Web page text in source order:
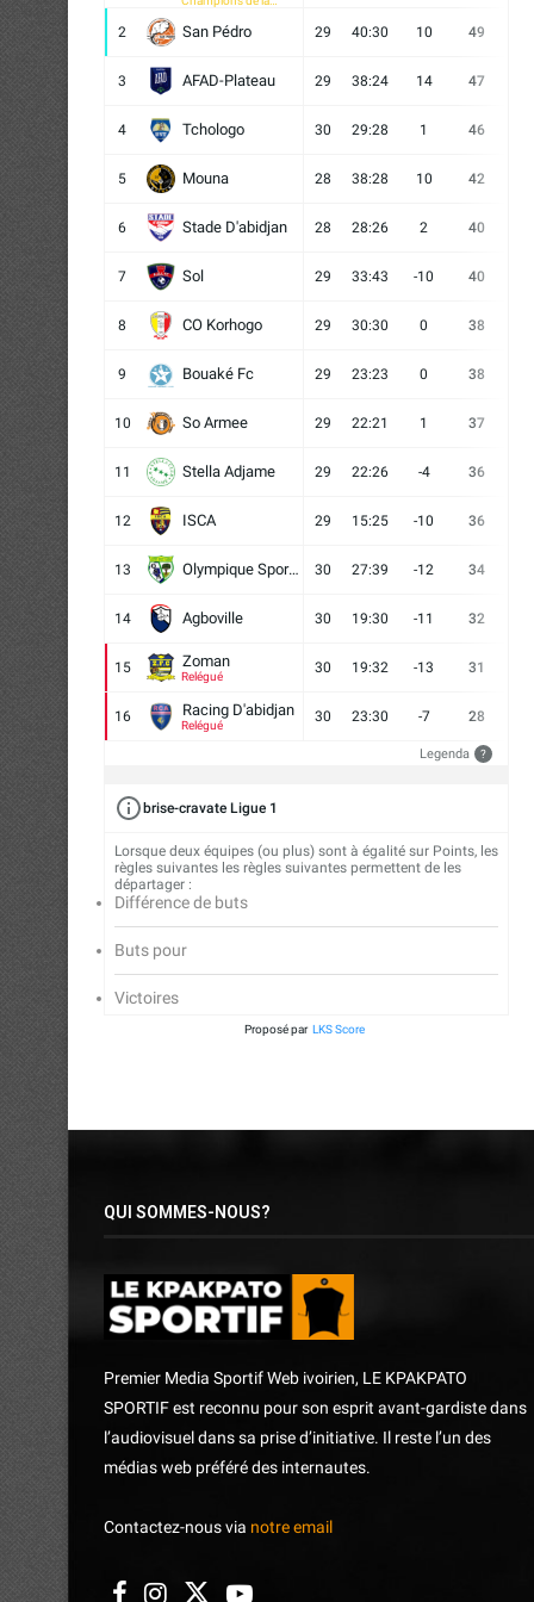
2 San Pédro 29 40:30 10 49
3 AFAD-Plateau 29 38:24 14 47
4 Tchologo 30 29:28 1 46
5 Mouna 28 38:28 10 42
6 Stade D'abidjan 28 28:26 2 40
7 Sol 29 33:43 -10 40
8 CO Korhogo 29 30:30 0 38
9 Bouaké Fc 29 23:23 0 38
10 So Armee 29 22:21 1 37
11 Stella Adjame 29 22:26 -4 36
12 ISCA 29 15:25 -10 36
13 Olympique Sport d'Abobo FC 30 27:39 -12 34
14 Agboville 30 19:30 -11 32
15 Zoman
Relégué
30 19:32 -13 31
16 Racing D'abidjan
Relégué
30 23:30 -7 28
Legenda ?
brise-cravate Ligue 1
Lorsque deux équipes (ou plus) sont à égalité sur Points, les
règles suivantes les règles suivantes permettent de les
départager :
Différence de buts
Buts pour
Victoires
Proposé par LKS Score
QUI SOMMES-NOUS?
Premier Media Sportif Web ivoirien, LE KPAKPATO
SPORTIF est reconnu pour son esprit avant-gardiste dans
l’audiovisuel dans sa prise d’initiative. Il reste l’un des
médias web préféré des internautes.
Contactez-nous via notre email